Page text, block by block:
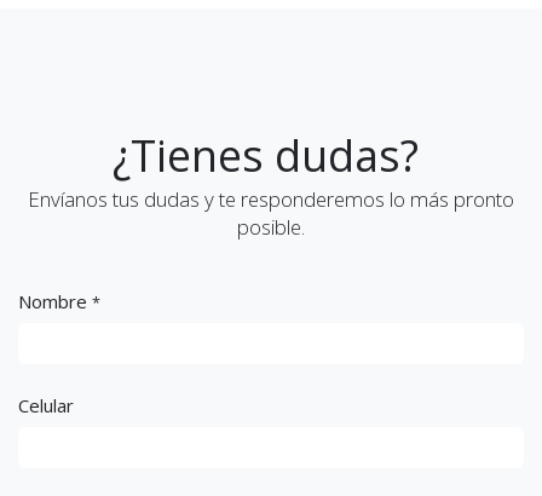
¿Tienes dudas?
Envíanos tus dudas y te responderemos lo más pronto
posible.
Nombre *
Celular